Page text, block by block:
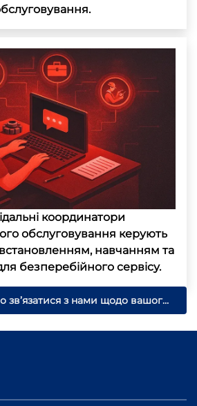
координатори
обслуговування керують
навчанням та
безперебійного сервісу.
зв’язатися з нами щодо вашого
рішення